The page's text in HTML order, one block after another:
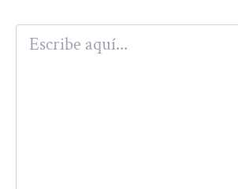
Escribe
aquí...